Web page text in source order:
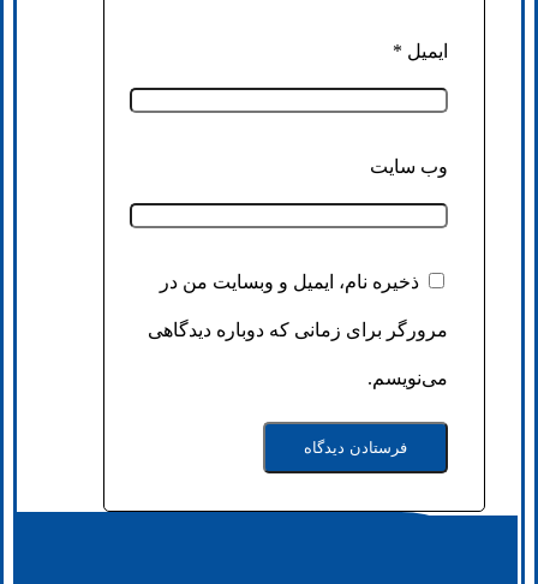
ایمیل *
وب‌ سایت
ذخیره نام، ایمیل و وبسایت من در
مرورگر برای زمانی که دوباره دیدگاهی
می‌نویسم.